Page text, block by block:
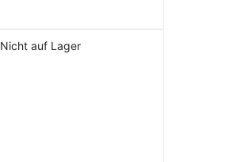
Nicht auf Lager